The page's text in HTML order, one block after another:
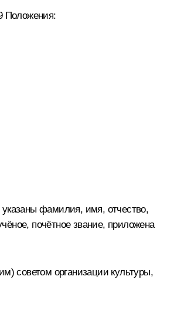
Положения:
фамилия, имя, отчество,
почётное звание, приложена
советом организации культуры,